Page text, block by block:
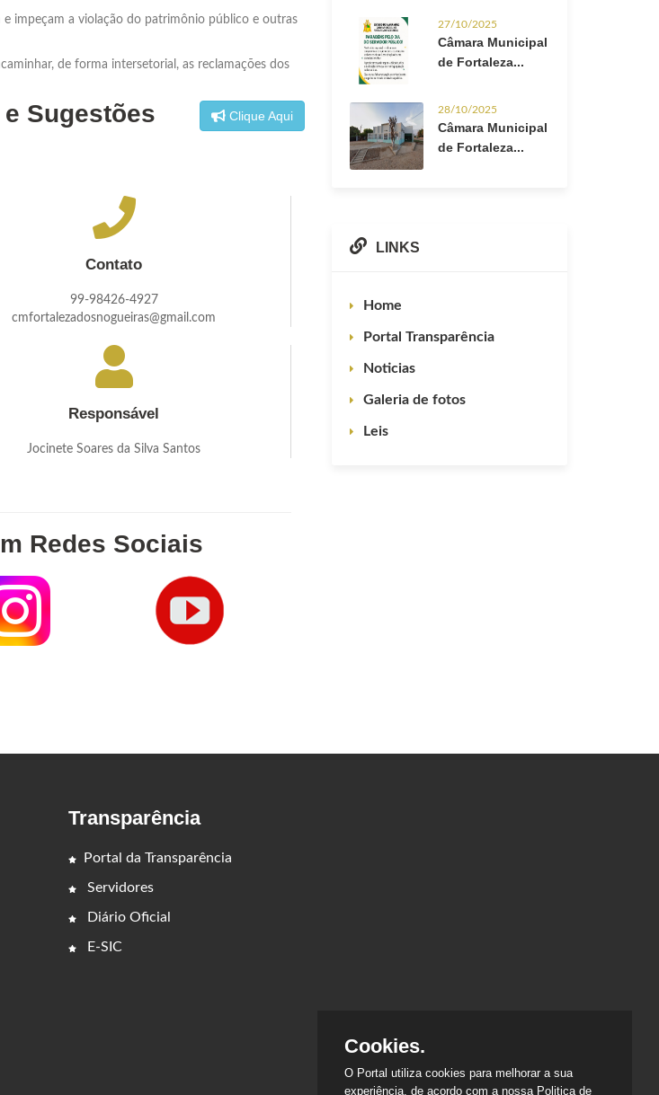
impeçam a violação do patrimônio público e outras
de forma intersetorial, as reclamações dos
Sugestões Clique Aqui
Contato
99-98426-4927
cmfortalezadosnogueiras@gmail.com
Responsável
Jocinete Soares da Silva Santos
Redes Sociais
27/10/2025
Câmara Municipal
de Fortaleza...
28/10/2025
Câmara Municipal
de Fortaleza...
LINKS
Home
Portal Transparência
Noticias
Galeria de fotos
Leis
Transparência
Portal da Transparência
Servidores
Diário Oficial
E-SIC
Cookies.
O Portal utiliza cookies para melhorar a sua
experiência, de acordo com a nossa Politica de